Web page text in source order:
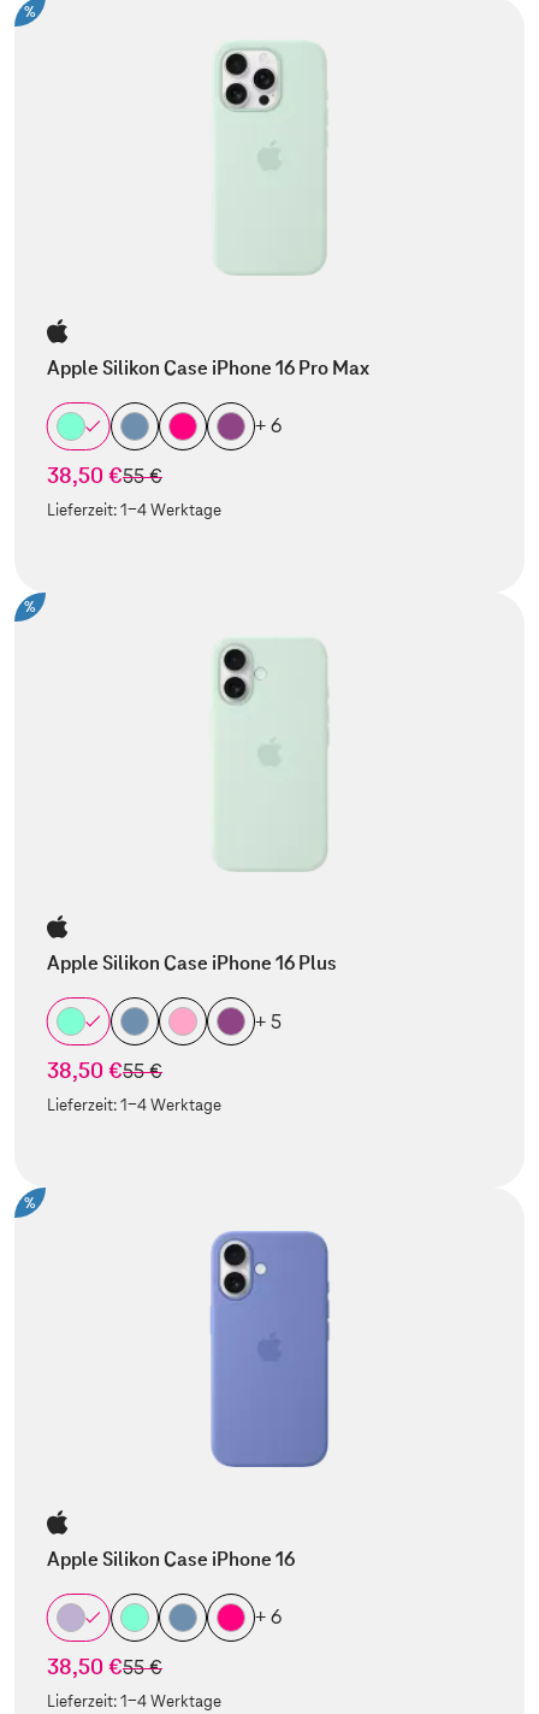
%
Apple Silikon Case iPhone 16 Pro Max
+ 6
38,50 €statt
55 €
Lieferzeit:1-4 Werktage
%
Apple Silikon Case iPhone 16 Plus
+ 5
38,50 €statt
55 €
Lieferzeit:1-4 Werktage
%
Apple Silikon Case iPhone 16
+ 6
38,50 €statt
55 €
Lieferzeit:1-4 Werktage